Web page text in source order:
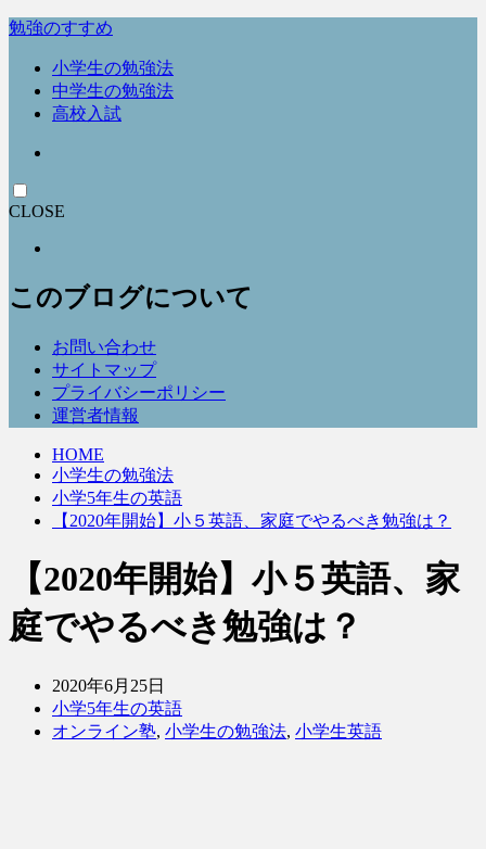
勉強のすすめ
小学生の勉強法
中学生の勉強法
高校入試
CLOSE
このブログについて
お問い合わせ
サイトマップ
プライバシーポリシー
運営者情報
HOME
小学生の勉強法
小学5年生の英語
【2020年開始】小５英語、家庭でやるべき勉強は？
【2020年開始】小５英語、家
庭でやるべき勉強は？
2020年6月25日
小学5年生の英語
オンライン塾, 小学生の勉強法, 小学生英語